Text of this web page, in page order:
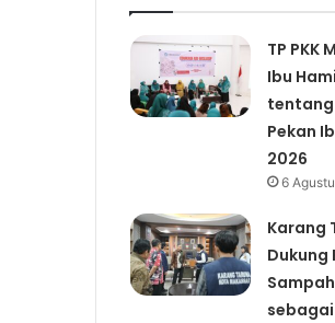
TP PKK
Ibu
tentang
Pekan
2026
6
Karang
Dukung